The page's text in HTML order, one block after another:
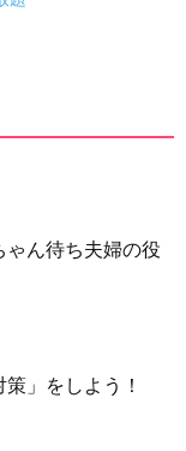
ん待ち夫婦の役
」をしよう！